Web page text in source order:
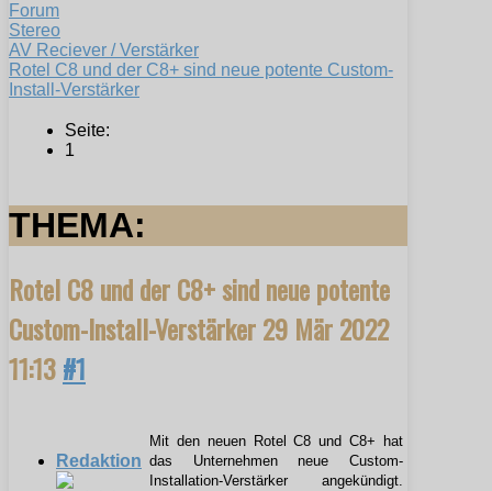
Forum
Stereo
AV Reciever / Verstärker
Rotel C8 und der C8+ sind neue potente Custom-
Install-Verstärker
Seite:
1
THEMA:
Rotel C8 und der C8+ sind neue potente
Custom-Install-Verstärker29 Mär 2022
11:13#1
Redaktion
Mit den neuen Rotel C8 und C8+ hat
das Unternehmen neue Custom-
Installation-Verstärker angekündigt.